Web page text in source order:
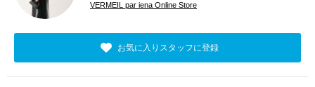
VERMEIL par iena Online Store
お気に入りスタッフに登録